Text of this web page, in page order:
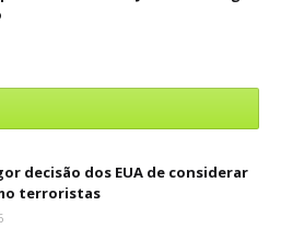
decisão dos EUA de considerar
terroristas